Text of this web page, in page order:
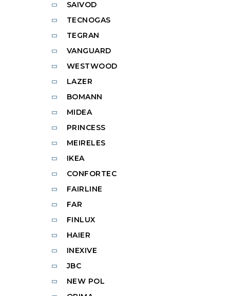
SAIVOD
TECNOGAS
TEGRAN
VANGUARD
WESTWOOD
LAZER
BOMANN
MIDEA
PRINCESS
MEIRELES
IKEA
CONFORTEC
FAIRLINE
FAR
FINLUX
HAIER
INEXIVE
JBC
NEW POL